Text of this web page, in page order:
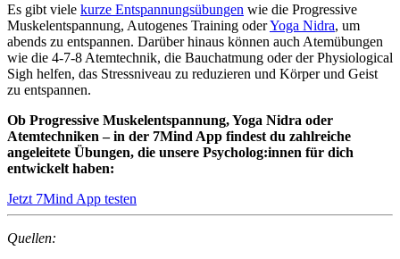
Es gibt viele kurze Entspannungsübungen wie die Progressive
Muskelentspannung, Autogenes Training oderYoga Nidra, um
abends zu entspannen. Darüber hinaus können auch Atemübungen
wie die 4-7-8 Atemtechnik, die Bauchatmung oder der Physiological
Sigh helfen, das Stressniveau zu reduzieren und Körper und Geist
zu entspannen.
Ob Progressive Muskelentspannung, Yoga Nidra oder
Atemtechniken – in der 7Mind App findest du zahlreiche
angeleitete Übungen, die unsere Psycholog:innen für dich
entwickelt haben:
Jetzt 7Mind App testen
Quellen: